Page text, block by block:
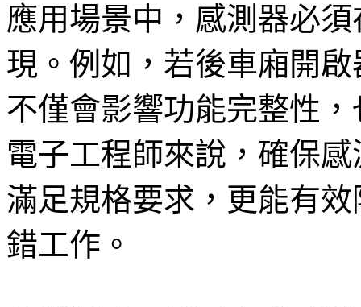
應用場景中，感測器必
現。例如，若後車廂開
不僅會影響功能完整性
電子工程師來說，確保
滿足規格要求，更能有
錯工作。